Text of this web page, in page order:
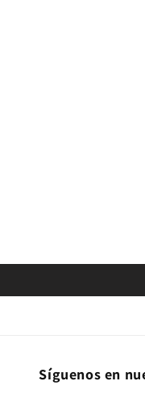
Síguenos en